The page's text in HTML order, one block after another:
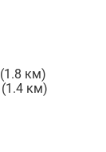
(1.8 км)
(1.4 км)